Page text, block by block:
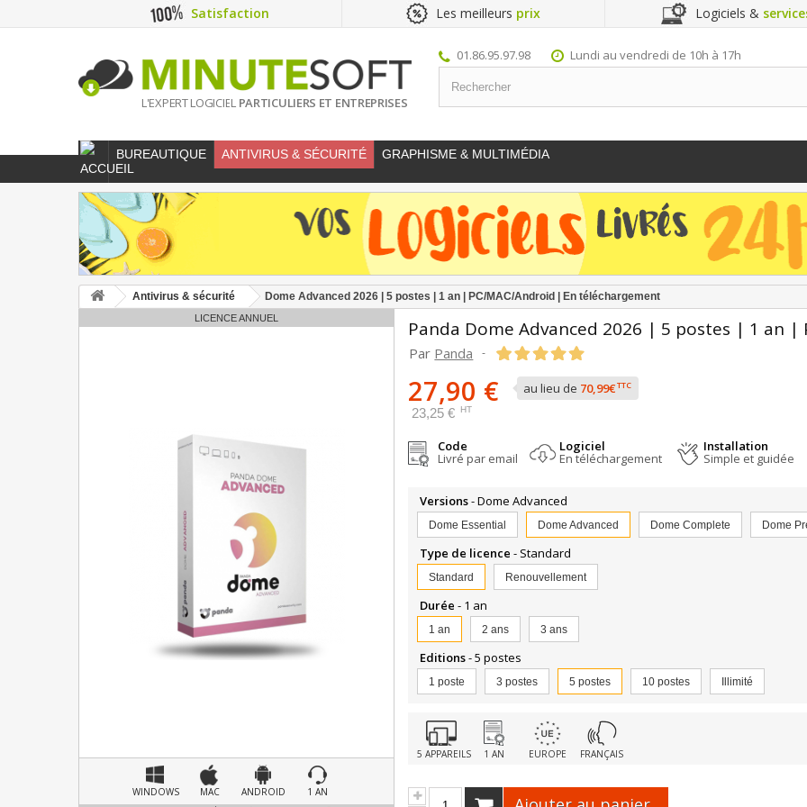
Satisfaction Les meilleurs prix Logiciels &
L'EXPERT LOGICIEL PARTICULIERS ET ENTREPRISES
01.86.95.97.98 Lundi au vendredi de 10h à 17h
BUREAUTIQUE ANTIVIRUS & SÉCURITÉ GRAPHISME & MULTIMÉDIA
Antivirus & sécurité Dome Advanced 2026 | 5 postes | 1 an | PC/MAC/Android | En téléchargement
LICENCE ANNUEL
WINDOWS MAC ANDROID 1 AN
Panda Dome Advanced 2026 | 5 postes | 1 an
Par Panda -
27,90 € au lieu de 70,99€TTC
23,25 € HT
Code
Livré par email
Logiciel
En téléchargement
Installation
Simple et guidée
Versions- Dome Advanced
Dome Essential Dome Advanced Dome Complete Dome
Type de licence- Standard
Standard Renouvellement
Durée- 1 an
1 an 2 ans 3 ans
Editions- 5 postes
1 poste 3 postes 5 postes 10 postes Illimité
5 APPAREILS 1 AN EUROPE FRANÇAIS